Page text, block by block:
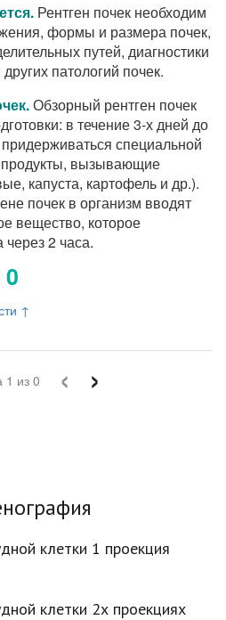
Рентген почек необходим
формы и размера почек,
путей, диагностики
патологий почек.
Обзорный рентген почек
в течение 3-х дней до
специальной
продукты, вызывающие
капуста, картофель и др.).
почек в организм вводят
вещество, которое
2 часа.
0
↑
1 из 0 ‹ ›
клетки 1 проекция
клетки 2х проекциях